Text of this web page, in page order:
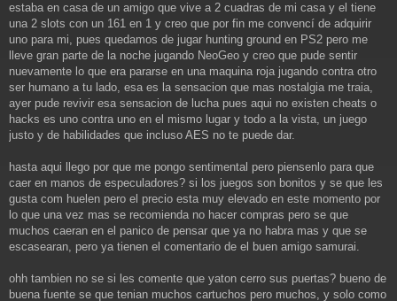
estaba en casa de un amigo que vive a 2 cuadras de mi casa y el tiene
una 2 slots con un 161 en 1 y creo que por fin me convencí de adquirir
uno para mi, pues quedamos de jugar hunting ground en PS2 pero me
lleve gran parte de la noche jugando NeoGeo y creo que pude sentir
nuevamente lo que era pararse en una maquina roja jugando contra otro
ser humano a tu lado, esa es la sensacion que mas nostalgia me traia,
ayer pude revivir esa sensacion de lucha pues aqui no existen cheats o
hacks es uno contra uno en el mismo lugar y todo a la vista, un juego
justo y de habilidades que incluso AES no te puede dar.
hasta aqui llego por que me pongo sentimental pero piensenlo para que
caer en manos de especuladores? si los juegos son bonitos y se que les
gusta com huelen pero el precio esta muy elevado en este momento por
lo que una vez mas se recomienda no hacer compras pero se que
muchos caeran en el panico de pensar que ya no habra mas y que se
escasearan, pero ya tienen el comentario de el buen amigo samurai.
ohh tambien no se si les comente que yaton cerro sus puertas? bueno de
buena fuente se que tenian muchos cartuchos pero muchos, y solo como